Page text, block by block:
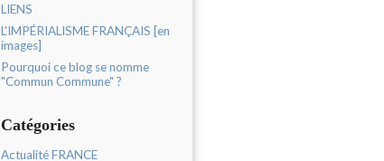
LIENS
L'IMPÉRIALISME FRANÇAIS [en
images]
Pourquoi ce blog se nomme
"Commun Commune" ?
Catégories
Actualité FRANCE